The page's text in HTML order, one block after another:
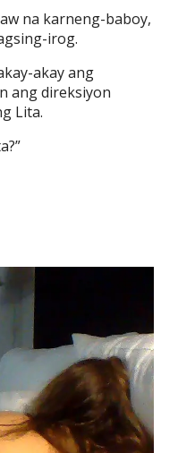
na karneng-baboy,
irog.
akay ang
ang direksiyon
Lita.